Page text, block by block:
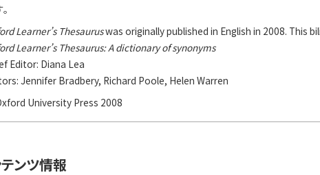
Learner’s Thesauruswas originally published in English in 2008. This
Learner’s Thesaurus: A dictionary of synonyms
Editor: Diana Lea
Jennifer Bradbery, Richard Poole, Helen Warren
University Press 2008
ンツ情報